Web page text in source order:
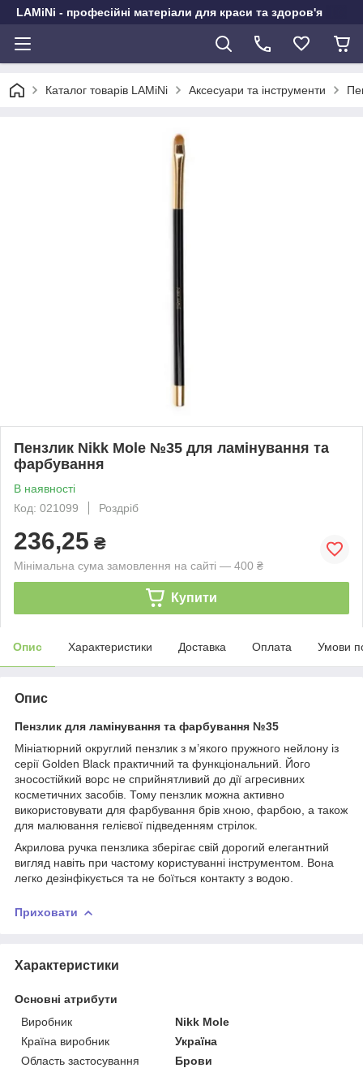
LAMiNi - професійні матеріали для краси та здоров'я
Каталог товарів LAMiNi Аксесуари та інструменти
Пензлик Nikk Mole №35 для ламінування та
фарбування
В наявності
Код: 021099
Роздріб
236,25 ₴
Мінімальна сума замовлення на сайті — 400 ₴
Купити
Опис Характеристики Доставка Оплата Умови
Опис
Пензлик для ламінування та фарбування №35
Мініатюрний округлий пензлик з м’якого пружного нейлону із
серії Golden Black практичний та функціональний. Його
зносостійкий ворс не сприйнятливий до дії агресивних
косметичних засобів. Тому пензлик можна активно
використовувати для фарбування брів хною, фарбою, а також
для малювання гелієвої підведенням стрілок.
Акрилова ручка пензлика зберігає свій дорогий елегантний
вигляд навіть при частому користуванні інструментом. Вона
легко дезінфікується та не боїться контакту з водою.
Приховати
Характеристики
Основні атрибути
Виробник
Nikk Mole
Країна виробник
Україна
Область застосування
Брови